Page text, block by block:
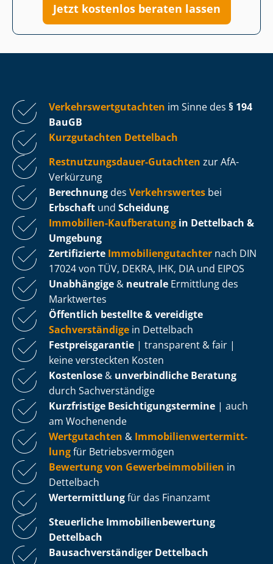
Jetzt kostenlos beraten lassen
Ver­kehrs­wert­gut­ach­ten im Sinne des § 194
BauGB
Kurzgutachten Dettelbach
Rest­nut­zungs­dau­er-Gutachten zur AfA-
Verkürzung
Berechnung des Verkehrswertes bei
Erbschaft und Scheidung
Immobilien-Kaufberatung in Dettelbach &
Umgebung
Zertifizierte Im­mo­bi­li­en­gut­ach­ter nach DIN
17024 von TÜV, DEKRA, IHK, DIA und EIPOS
Unabhängige & neutrale Ermittlung des
Marktwertes
Öffentlich bestellte & vereidigte
Sachverständige in Dettelbach
Fest­preis­ga­ran­tie | transparent & fair |
keine versteckten Kosten
Kostenlose & unverbindliche Beratung
durch Sachverständige
Kurzfristige Be­sich­ti­gungs­ter­mi­ne | auch
am Wochenende
Wertgutachten & Im­mo­bi­li­en­wert­ermitt­
lungfür Be­triebs­ver­mö­gen
Bewertung von Ge­wer­be­im­mo­bi­li­en in
Dettelbach
Wertermittlungfür das Finanzamt
Steuerliche Im­mo­bi­li­en­be­wer­tung
Dettelbach
Bau­sach­ver­stän­di­ger Dettelbach